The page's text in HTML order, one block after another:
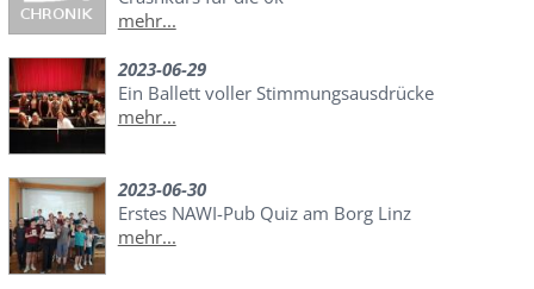
mehr...
2023-06-29
Ein Ballett voller Stimmungsausdrücke
mehr...
2023-06-30
Erstes NAWI-Pub Quiz am Borg Linz
mehr...